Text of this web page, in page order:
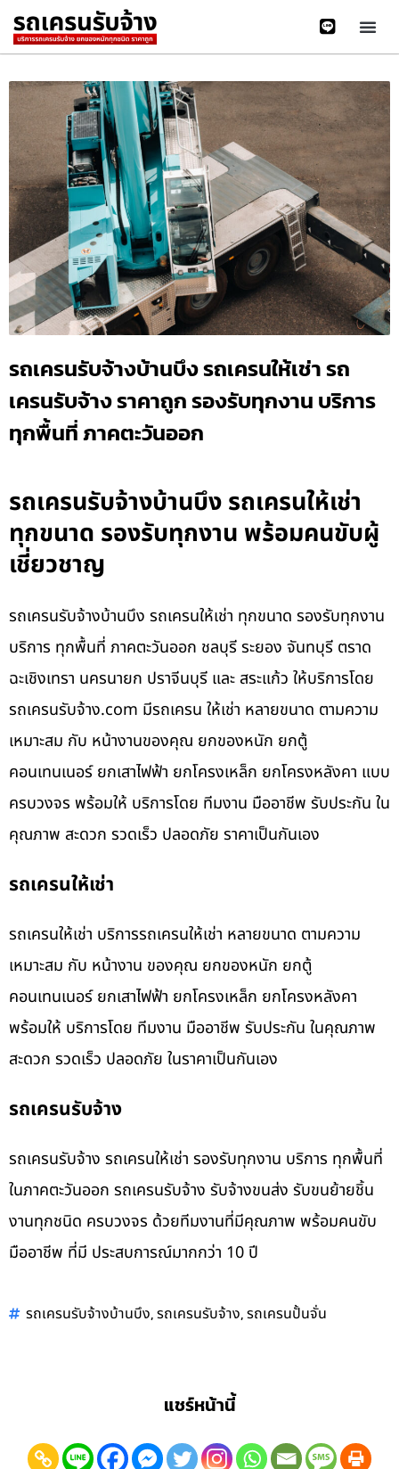
รถเครนรับจ้างบ้านบึง รถเครนให้เช่า รถ
เครนรับจ้าง ราคาถูก รองรับทุกงาน บริการ
ทุกพื้นที่ ภาคตะวันออก
รถเครนรับจ้างบ้านบึง รถเครนให้เช่า
ทุกขนาด รองรับทุกงาน พร้อมคนขับผู้
เชี่ยวชาญ
รถเครนรับจ้างบ้านบึง รถเครนให้เช่า ทุกขนาด รองรับทุกงาน
บริการ ทุกพื้นที่ ภาคตะวันออก ชลบุรี ระยอง จันทบุรี ตราด
ฉะเชิงเทรา นครนายก ปราจีนบุรี และ สระแก้ว ให้บริการโดย
รถเครนรับจ้าง.com มีรถเครน ให้เช่า หลายขนาด ตามความ
เหมาะสม กับ หน้างานของคุณ ยกของหนัก ยกตู้
คอนเทนเนอร์ ยกเสาไฟฟ้า ยกโครงเหล็ก ยกโครงหลังคา แบบ
ครบวงจร พร้อมให้ บริการโดย ทีมงาน มืออาชีพ รับประกัน ใน
คุณภาพ สะดวก รวดเร็ว ปลอดภัย ราคาเป็นกันเอง
รถเครนให้เช่า
รถเครนให้เช่า บริการรถเครนให้เช่า หลายขนาด ตามความ
เหมาะสม กับ หน้างาน ของคุณ ยกของหนัก ยกตู้
คอนเทนเนอร์ ยกเสาไฟฟ้า ยกโครงเหล็ก ยกโครงหลังคา
พร้อมให้ บริการโดย ทีมงาน มืออาชีพ รับประกัน ในคุณภาพ
สะดวก รวดเร็ว ปลอดภัย ในราคาเป็นกันเอง
รถเครนรับจ้าง
รถเครนรับจ้าง รถเครนให้เช่า รองรับทุกงาน บริการ ทุกพื้นที่
ในภาคตะวันออก รถเครนรับจ้าง รับจ้างขนส่ง รับขนย้ายชิ้น
งานทุกชนิด ครบวงจร ด้วยทีมงานที่มีคุณภาพ พร้อมคนขับ
มืออาชีพ ที่มี ประสบการณ์มากกว่า 10 ปี
รถเครนรับจ้างบ้านบึง,รถเครนรับจ้าง,รถเครนปั้นจั่น
แชร์หน้านี้